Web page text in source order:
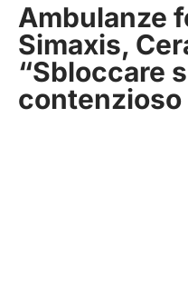
Ambulanze
Simaxis,
“Sbloccare
contenzioso